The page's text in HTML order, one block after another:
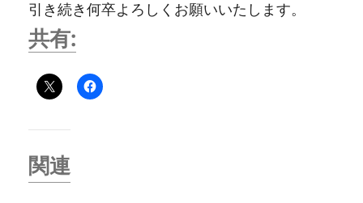
引き続き何卒よろしくお願いいたします。
共有:
関連